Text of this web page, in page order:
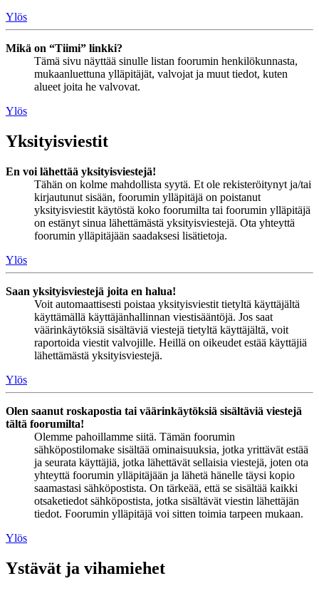
Ylös
Mikä on “Tiimi” linkki?
Tämä sivu näyttää sinulle listan foorumin henkilökunnasta,
mukaanluettuna ylläpitäjät, valvojat ja muut tiedot, kuten
alueet joita he valvovat.
Ylös
Yksityisviestit
En voi lähettää yksityisviestejä!
Tähän on kolme mahdollista syytä. Et ole rekisteröitynyt ja/tai
kirjautunut sisään, foorumin ylläpitäjä on poistanut
yksityisviestit käytöstä koko foorumilta tai foorumin ylläpitäjä
on estänyt sinua lähettämästä yksityisviestejä. Ota yhteyttä
foorumin ylläpitäjään saadaksesi lisätietoja.
Ylös
Saan yksityisviestejä joita en halua!
Voit automaattisesti poistaa yksityisviestit tietyltä käyttäjältä
käyttämällä käyttäjänhallinnan viestisääntöjä. Jos saat
väärinkäytöksiä sisältäviä viestejä tietyltä käyttäjältä, voit
raportoida viestit valvojille. Heillä on oikeudet estää käyttäjiä
lähettämästä yksityisviestejä.
Ylös
Olen saanut roskapostia tai väärinkäytöksiä sisältäviä viestejä
tältä foorumilta!
Olemme pahoillamme siitä. Tämän foorumin
sähköpostilomake sisältää ominaisuuksia, jotka yrittävät estää
ja seurata käyttäjiä, jotka lähettävät sellaisia viestejä, joten ota
yhteyttä foorumin ylläpitäjään ja lähetä hänelle täysi kopio
saamastasi sähköpostista. On tärkeää, että se sisältää kaikki
otsaketiedot sähköpostista, jotka sisältävät viestin lähettäjän
tiedot. Foorumin ylläpitäjä voi sitten toimia tarpeen mukaan.
Ylös
Ystävät ja vihamiehet